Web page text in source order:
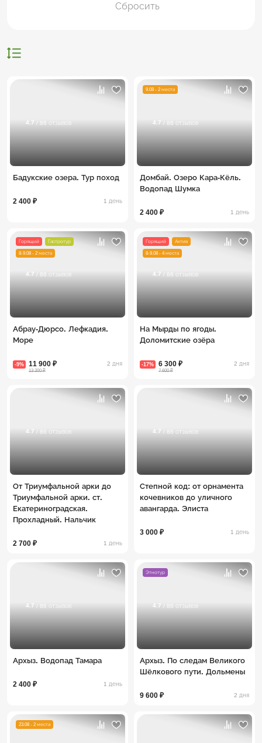
Сбросить
4.7 / 86 отзывов
Бадукские озера. Тур поход
2 400 ₽ 1 день
9.08 - 2 места
4.7 / 86 отзывов
Домбай. Озеро Кара-Кёль.
Водопад Шумка
2 400 ₽ 1 день
Горящий Гастротур
8-9.08 - 2 места
4.7 / 86 отзывов
Абрау-Дюрсо. Лефкадия.
Море
-9% 11 900 ₽
13 200 ₽
2 дня
Горящий Актив
8-9.08 - 4 места
4.7 / 86 отзывов
На Мырды по ягоды.
Доломитские озёра
-17% 6 300 ₽
7 600 ₽
2 дня
4.7 / 86 отзывов
От Триумфальной арки до
Триумфальной арки. ст.
Екатериноградская.
Прохладный. Нальчик
2 700 ₽ 1 день
4.7 / 86 отзывов
Степной код: от орнамента
кочевников до уличного
авангарда. Элиста
3 000 ₽ 1 день
4.7 / 86 отзывов
Архыз. Водопад Тамара
2 400 ₽ 1 день
Этнотур
4.7 / 86 отзывов
Архыз. По следам Великого
Шёлкового пути. Дольмены
9 600 ₽ 2 дня
23.08 - 2 места